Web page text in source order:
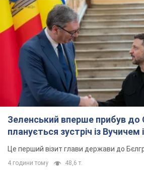
Зеленський вперше прибув до
планується зустріч із Вучичем
Це перший візит глави держави до
4 години тому 48,6 т.
"Верніть Федорова": у містах
поспіль тривають масові
картонками. Фото і відео
Учасники акцій продовжують серію
2 години тому 1,5 т.